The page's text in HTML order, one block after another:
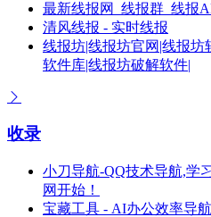
最新线报网_线报群_线报
清风线报 - 实时线报
线报坊|线报坊官网|线报
软件库|线报坊破解软件|
收录
小刀导航-QQ技术导航,学
网开始！
宝藏工具 - AI办公效率导